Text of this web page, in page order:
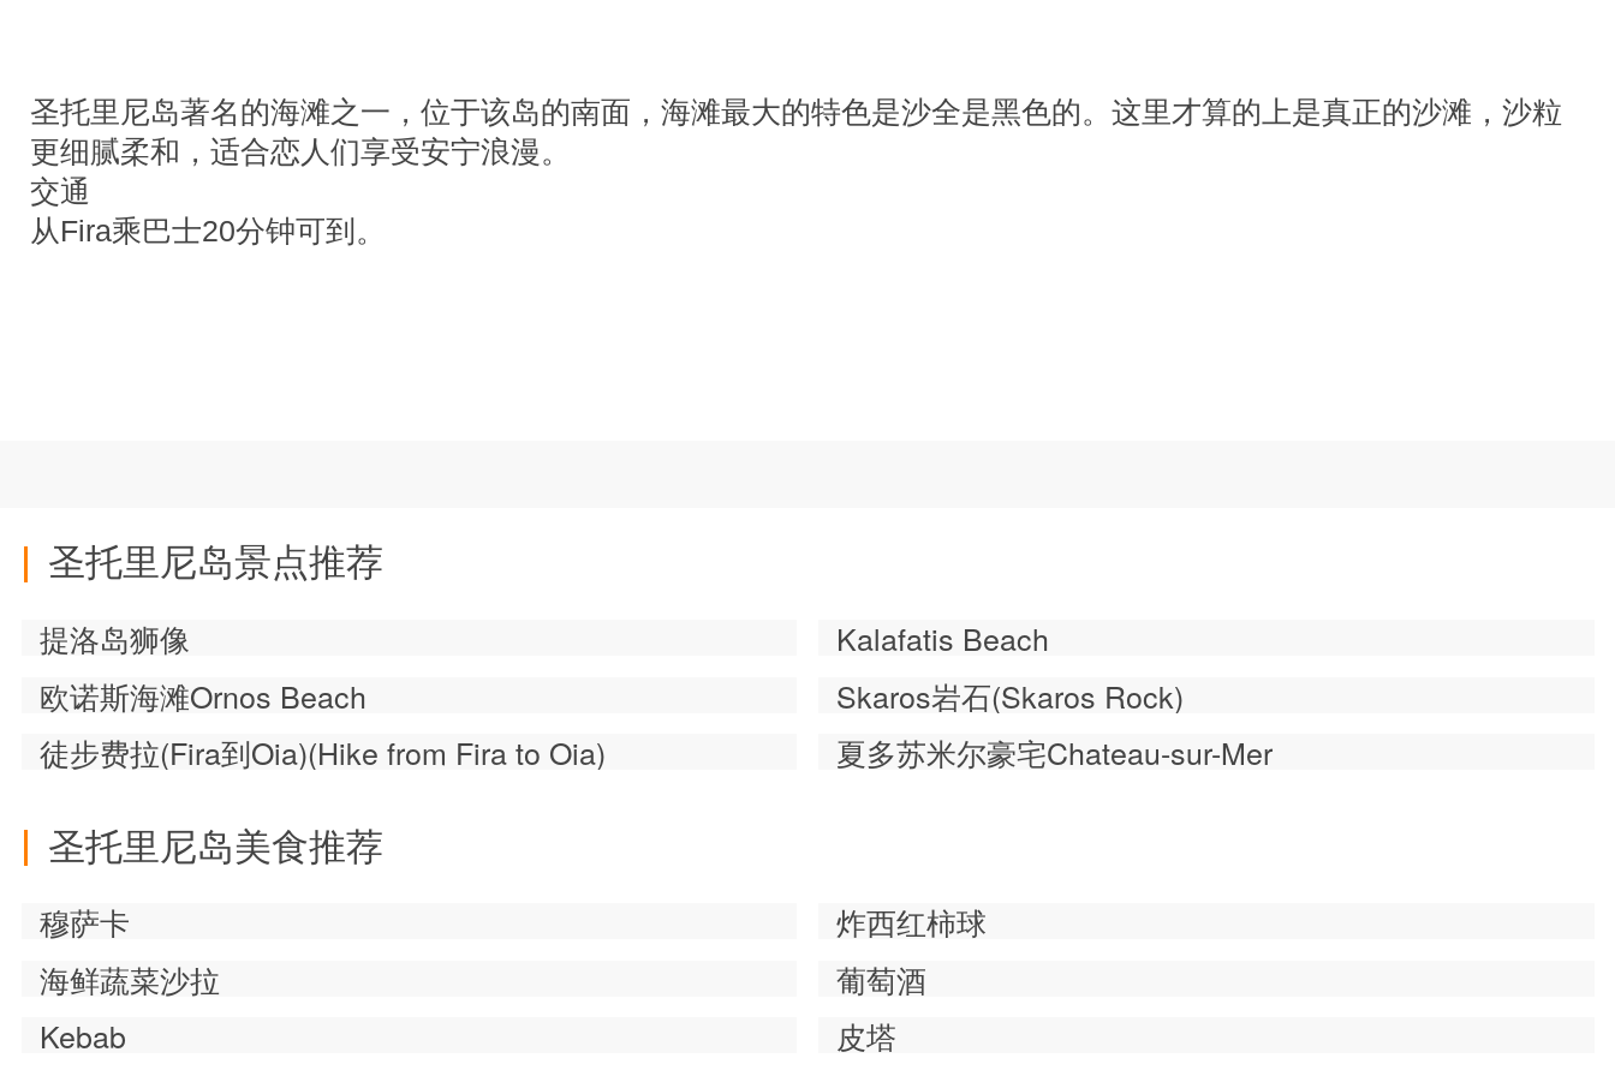
圣托里尼岛著名的海滩之一，位于该岛的南面，海滩最大的特色是沙全是黑色的。这里才算的上是真正的沙滩，沙粒
更细腻柔和，适合恋人们享受安宁浪漫。
交通
从Fira乘巴士20分钟可到。
圣托里尼岛景点推荐
提洛岛狮像
Kalafatis Beach
欧诺斯海滩Ornos Beach
Skaros岩石(Skaros Rock)
徒步费拉(Fira到Oia)(Hike from Fira to Oia)
夏多苏米尔豪宅Chateau-sur-Mer
圣托里尼岛美食推荐
穆萨卡
炸西红柿球
海鲜蔬菜沙拉
葡萄酒
Kebab
皮塔